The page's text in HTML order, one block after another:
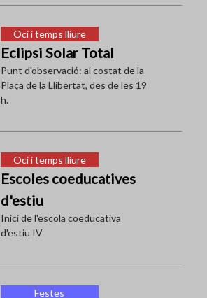
Oci i temps lliure
Eclipsi Solar Total
Punt d'observació: al costat de la
Plaça de la Llibertat, des de les 19
h.
Oci i temps lliure
Escoles coeducatives
d'estiu
Inici de l'escola coeducativa
d'estiu IV
Festes